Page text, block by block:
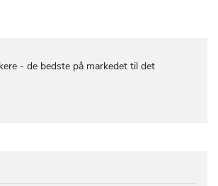
- de bedste på markedet til det